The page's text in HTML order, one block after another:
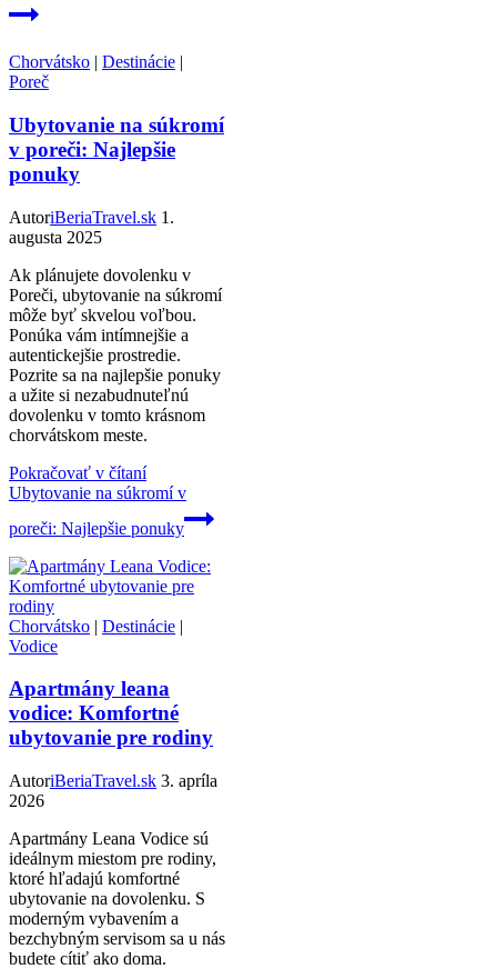
Chorvátsko | Destinácie |
Poreč
Ubytovanie na súkromí
v poreči: Najlepšie
ponuky
AutoriBeriaTravel.sk 1.
augusta 2025
Ak plánujete dovolenku v
Poreči, ubytovanie na súkromí
môže byť skvelou voľbou.
Ponúka vám intímnejšie a
autentickejšie prostredie.
Pozrite sa na najlepšie ponuky
a užite si nezabudnuteľnú
dovolenku v tomto krásnom
chorvátskom meste.
Pokračovať v čítaní
Ubytovanie na súkromí v
poreči: Najlepšie ponuky
Chorvátsko | Destinácie |
Vodice
Apartmány leana
vodice: Komfortné
ubytovanie pre rodiny
AutoriBeriaTravel.sk 3. apríla
2026
Apartmány Leana Vodice sú
ideálnym miestom pre rodiny,
ktoré hľadajú komfortné
ubytovanie na dovolenku. S
moderným vybavením a
bezchybným servisom sa u nás
budete cítiť ako doma.